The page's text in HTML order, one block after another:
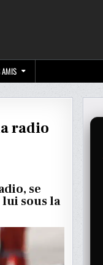
radio
se
sous la